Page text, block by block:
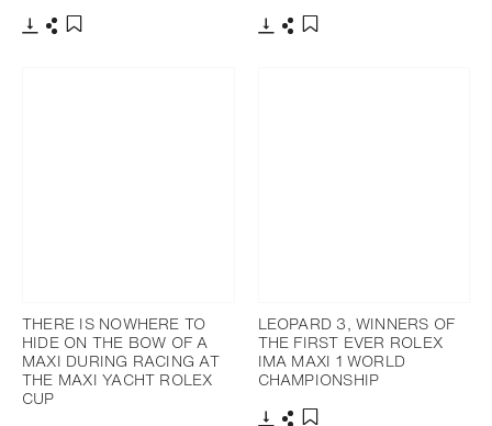
THERE IS NOWHERE TO
HIDE ON THE BOW OF A
MAXI DURING RACING AT
THE MAXI YACHT ROLEX
CUP
LEOPARD 3, WINNERS OF
THE FIRST EVER ROLEX
IMA MAXI 1 WORLD
CHAMPIONSHIP